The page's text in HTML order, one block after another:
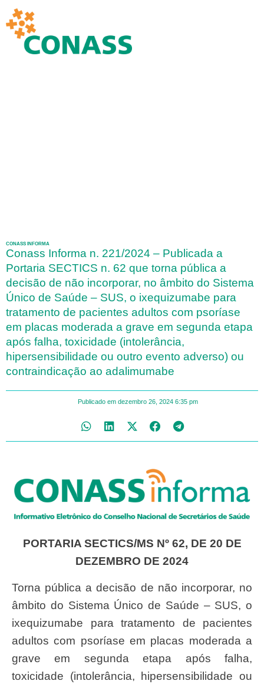
CONASS INFORMA
Conass Informa n. 221/2024 – Publicada a
Portaria SECTICS n. 62 que torna pública a
decisão de não incorporar, no âmbito do Sistema
Único de Saúde – SUS, o ixequizumabe para
tratamento de pacientes adultos com psoríase
em placas moderada a grave em segunda etapa
após falha, toxicidade (intolerância,
hipersensibilidade ou outro evento adverso) ou
contraindicação ao adalimumabe
Publicado em dezembro 26, 2024 6:35 pm
PORTARIA SECTICS/MS Nº 62, DE 20 DE
DEZEMBRO DE 2024
Torna pública a decisão de não incorporar, no
âmbito do Sistema Único de Saúde – SUS, o
ixequizumabe para tratamento de pacientes
adultos com psoríase em placas moderada a
grave em segunda etapa após falha,
toxicidade (intolerância, hipersensibilidade ou